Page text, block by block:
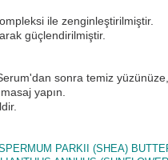
ile zenginleştirilmiştir.
güçlendirilmiştir.
sonra temiz
yapın.
PARKII (SHEA)